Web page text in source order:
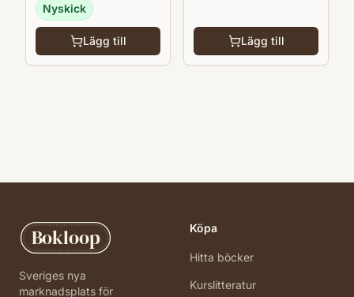
Nyskick
Lägg till Lägg till
Bokloop
Sveriges nya
marknadsplats för
Köpa
Hitta böcker
Kurslitteratur